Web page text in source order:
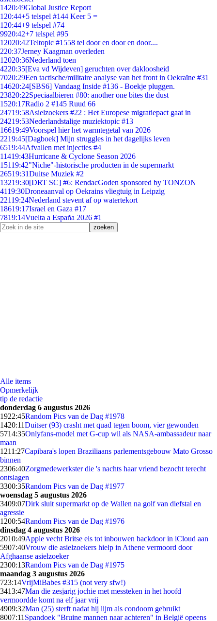
1420:49Global Justice Report
1 20:44+5 telspel #144 Keer 5 =
1 20:44+9 telspel #74
9920:42+7 telspel #95
12020:42Teltopic #1558 tel door en door en door....
220:37Jerney Kaagman overleden
12020:36Nederland toen
4220:35[Eva vd Wijdeven] geruchten over dakloosheid
7020:29Een tactische/militaire analyse van het front in Oekraïne #31
14620:24[SBS6] Vandaag Inside #136 - Boekje pluggen.
23820:22Speciaalbieren #80: another one bites the dust
1520:17Radio 2 #145 Ruud 66
24719:58Asielzoekers #22 : Het Europese migratiepact gaat in
24219:53Nederlandstalige muziektopic #13
16619:49Voorspel hier het warmtegetal van 2026
2219:45[Dagboek] Mijn struggles in het dagelijks leven
6519:44Afvallen met injecties #4
11419:43Hurricane & Cyclone Season 2026
15119:42"Niche"-historische producten in de supermarkt
26519:31Duitse Muziek #2
13219:30[DRT SC] #6: RendacGoden sponsored by TONZON
4119:30Droneaanval op Oekrains vliegtuig in Leipzig
22119:24Nederland stevent af op watertekort
18619:17Israel en Gaza #17
7819:14Vuelta a España 2026 #1
Alle items
Opmerkelijk
tip de redactie
donderdag 6 augustus 2026
1922:45Random Pics van de Dag #1978
1420:11Duitser (93) crasht met quad tegen boom, vier gewonden
5714:35Onlyfans-model met G-cup wil als NASA-ambassadeur naar
maan
1211:27Capibara's lopen Braziliaans parlementsgebouw Mato Grosso
binnen
2306:40Zorgmedewerkster die 's nachts haar vriend bezocht terecht
ontslagen
3300:35Random Pics van de Dag #1977
woensdag 5 augustus 2026
3409:07Dirk sluit supermarkt op de Wallen na golf van diefstal en
agressie
1200:54Random Pics van de Dag #1976
dinsdag 4 augustus 2026
2010:49Apple vecht Britse eis tot inbouwen backdoor in iCloud aan
5907:40Vrouw die asielzoekers hielp in Athene vermoord door
Afghaanse asielzoeker
2300:13Random Pics van de Dag #1975
maandag 3 augustus 2026
723:14VrijMiBabes #315 (not very sfw!)
3413:47Man die zesjarig jochie met messteken in het hoofd
vermoordde komt na elf jaar vrij
4909:32Man (25) sterft nadat hij lijm als condoom gebruikt
8007:11 Spandoek "Bruine mannen naar achteren" in België opeens